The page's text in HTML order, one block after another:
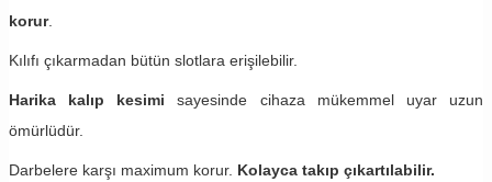
korur.
Kılıfı çıkarmadan bütün slotlara erişilebilir.
Harika kalıp kesimi sayesinde cihaza mükemmel uyar uzun
ömürlüdür.
Darbelere karşı maximum korur. Kolayca takıp çıkartılabilir.